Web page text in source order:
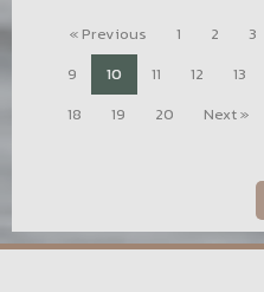
« Previous 1 2 3
9
10 11 12 13
18
19 20 Next »